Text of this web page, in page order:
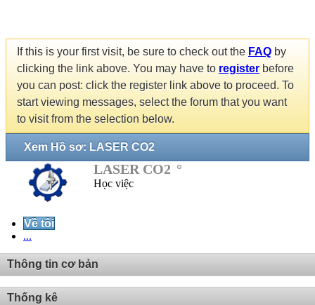
If this is your first visit, be sure to check out the FAQ by
clicking the link above. You may have to register before
you can post: click the register link above to proceed. To
start viewing messages, select the forum that you want
to visit from the selection below.
Xem Hồ sơ: LASER CO2
LASER CO2
Học việc
Về tôi
...
Thông tin cơ bản
Thống kê